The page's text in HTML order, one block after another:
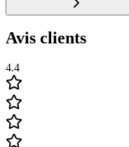
Avis clients
4.4